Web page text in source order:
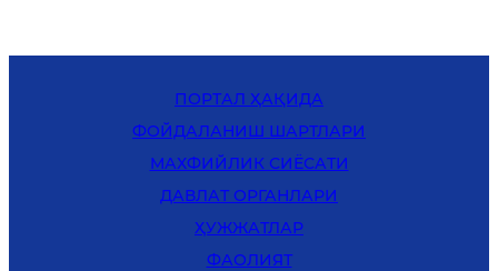
ПОРТАЛ ҲАҚИДА
ФОЙДАЛАНИШ ШАРТЛАРИ
MАХФИЙЛИК СИЁСАТИ
ДАВЛАТ ОРГАНЛАРИ
ҲУЖЖАТЛАР
ФАОЛИЯТ